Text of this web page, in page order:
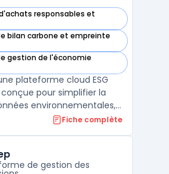
responsables et
dans cette catégorie
bilan carbone et empreinte
dans cette catégorie
gestion de l'économie
dans cette catégorie
plateforme cloud ESG
pour simplifier la
environnementales,
(ESG). Avec
la collecte de plus de 500
...
Fiche complète
de gestion des